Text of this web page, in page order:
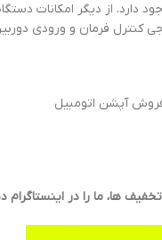
دارد. از دیگر امکانات
دوربین 360 درجه محیطی اشاره
فروش آپشن اتومبیل
ها، ما را در اینستاگرام